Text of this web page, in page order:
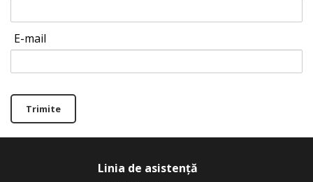
E-mail
Trimite
Linia de asistență